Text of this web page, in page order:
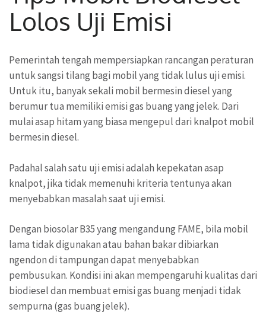
Lolos Uji Emisi
Pemerintah tengah mempersiapkan rancangan peraturan
untuk sangsi tilang bagi mobil yang tidak lulus uji emisi.
Untuk itu, banyak sekali mobil bermesin diesel yang
berumur tua memiliki emisi gas buang yang jelek. Dari
mulai asap hitam yang biasa mengepul dari knalpot mobil
bermesin diesel.
Padahal salah satu uji emisi adalah kepekatan asap
knalpot, jika tidak memenuhi kriteria tentunya akan
menyebabkan masalah saat uji emisi.
Dengan biosolar B35 yang mengandung FAME, bila mobil
lama tidak digunakan atau bahan bakar dibiarkan
ngendon di tampungan dapat menyebabkan
pembusukan. Kondisi ini akan mempengaruhi kualitas dari
biodiesel dan membuat emisi gas buang menjadi tidak
sempurna (gas buang jelek).